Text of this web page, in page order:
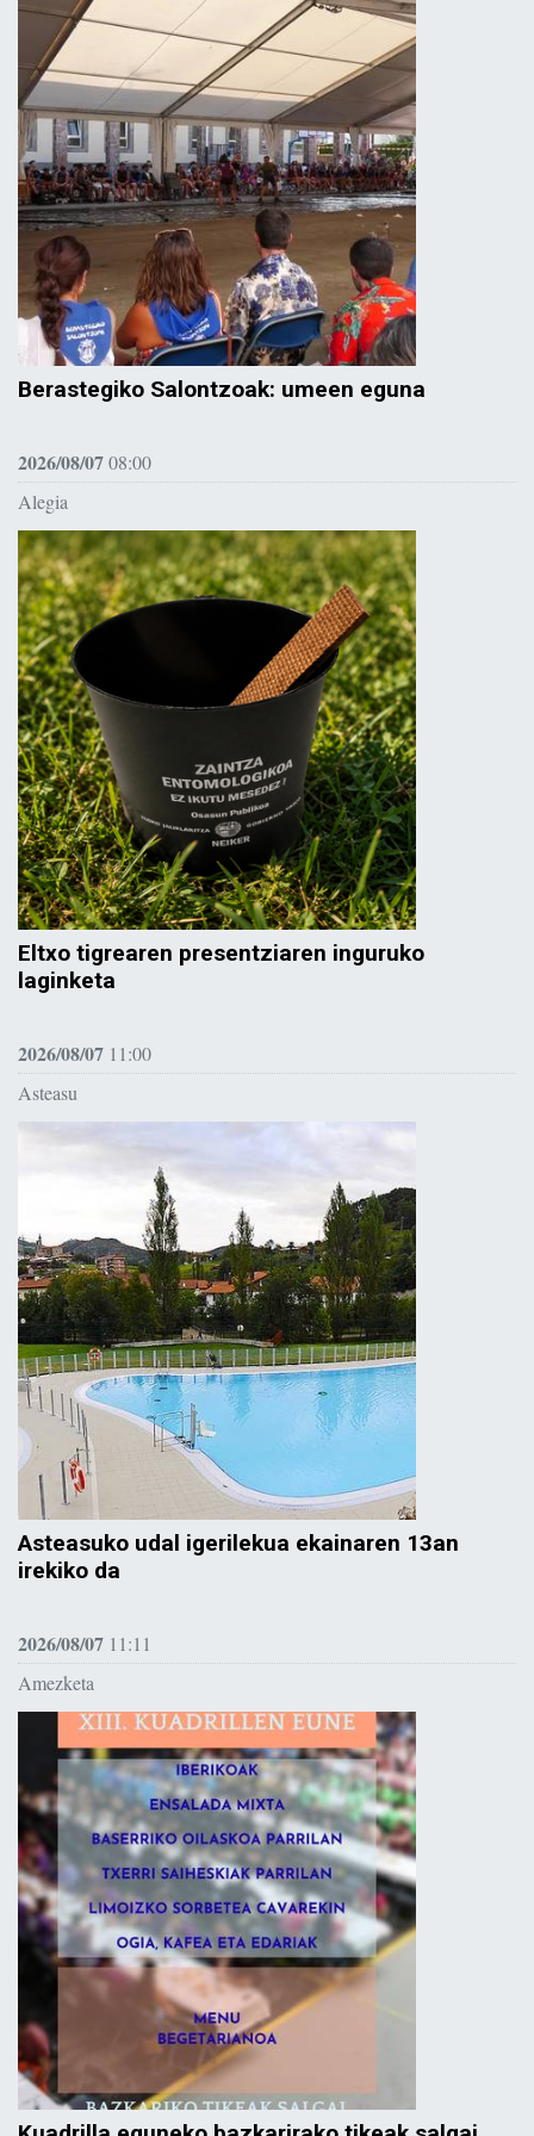
Berastegiko Salontzoak: umeen eguna
2026/08/0708:00
Alegia
Eltxo tigrearen presentziaren inguruko
laginketa
2026/08/07 11:00
Asteasu
Asteasuko udal igerilekua ekainaren 13an
irekiko da
2026/08/07 11:11
Amezketa